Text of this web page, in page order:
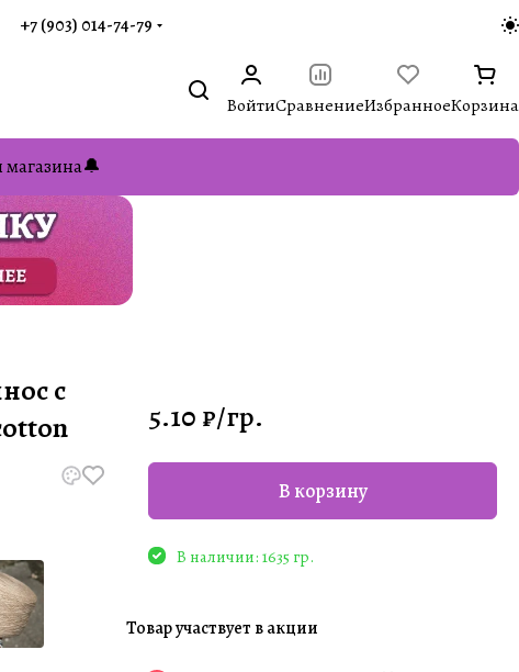
+7 (903) 014-74-79‬
ВойтиСравнениеИзбранноеКорзина
с
5.10 ₽/гр.
В корзину
В наличии: 1635 гр.
Товар участвует в акции